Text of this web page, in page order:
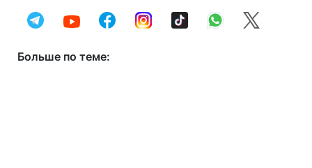
Больше по теме: